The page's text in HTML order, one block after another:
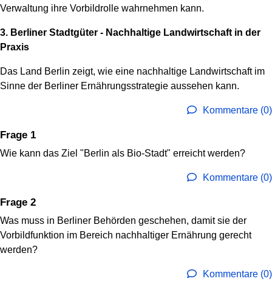
Verwaltung ihre Vorbildrolle wahrnehmen kann.
3. Berliner Stadtgüter - Nachhaltige Landwirtschaft in der
Praxis
Das Land Berlin zeigt, wie eine nachhaltige Landwirtschaft im
Sinne der Berliner Ernährungsstrategie aussehen kann.
Kommentare (0)
Frage 1
Wie kann das Ziel "Berlin als Bio-Stadt" erreicht werden?
Kommentare (0)
Frage 2
Was muss in Berliner Behörden geschehen, damit sie der
Vorbildfunktion im Bereich nachhaltiger Ernährung gerecht
werden?
Kommentare (0)